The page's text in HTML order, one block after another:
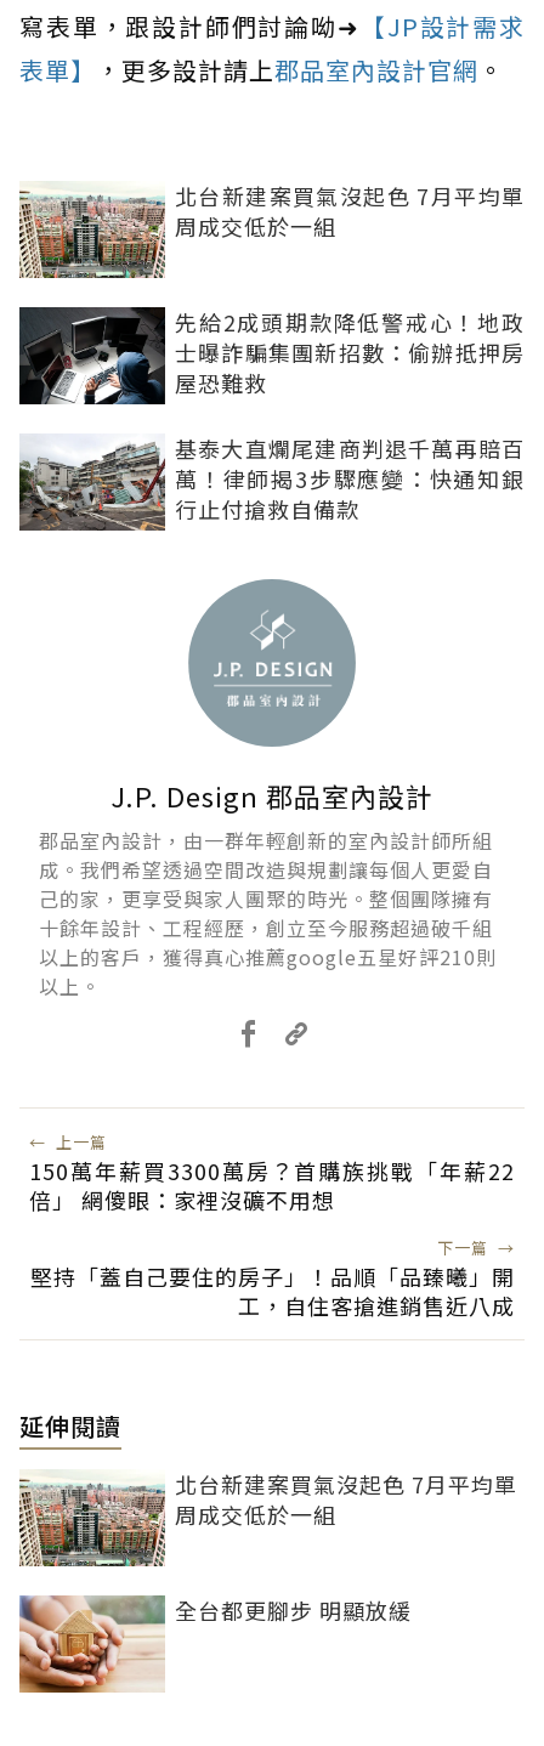
寫表單，跟設計師們討論呦➜ 【JP設計需求
表單】
，更多設計請上郡品室內設計官網 。
北台新建案買氣沒起色 7月平均單
周成交低於一組
先給2成頭期款降低警戒心！地政
士曝詐騙集團新招數：偷辦抵押房
屋恐難救
基泰大直爛尾建商判退千萬再賠百
萬！律師揭3步驟應變：快通知銀
行止付搶救自備款
J.P. Design 郡品室內設計
郡品室內設計，由一群年輕創新的室內設計師所組
成。我們希望透過空間改造與規劃讓每個人更愛自
己的家，更享受與家人團聚的時光。整個團隊擁有
十餘年設計、工程經歷，創立至今服務超過破千組
以上的客戶，獲得真心推薦google五星好評210則
以上。
← 上一篇
150萬年薪買3300萬房？首購族挑戰「年薪22
倍」 網傻眼：家裡沒礦不用想
下一篇 →
堅持「蓋自己要住的房子」！品順「品臻曦」開
工，自住客搶進銷售近八成
延伸閱讀
北台新建案買氣沒起色 7月平均單
周成交低於一組
全台都更腳步 明顯放緩